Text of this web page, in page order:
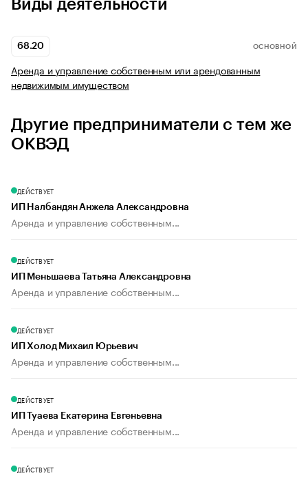
Виды деятельности
68.20 ОСНОВНОЙ
Аренда и управление собственным или арендованным
недвижимым имуществом
Другие предприниматели с тем же
ОКВЭД
ДЕЙСТВУЕТ
ИП Налбандян Анжела Александровна
Аренда и управление собственным...
ДЕЙСТВУЕТ
ИП Меньшаева Татьяна Александровна
Аренда и управление собственным...
ДЕЙСТВУЕТ
ИП Холод Михаил Юрьевич
Аренда и управление собственным...
ДЕЙСТВУЕТ
ИП Туаева Екатерина Евгеньевна
Аренда и управление собственным...
ДЕЙСТВУЕТ